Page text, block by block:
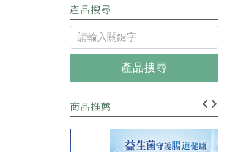
產品搜尋
產品搜尋
商品推薦